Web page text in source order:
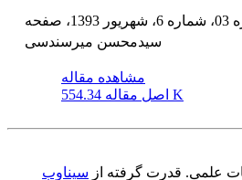
سیدمحسن میرسندسی
مشاهده مقاله
اصل مقاله 554.34 K
علمی. قدرت گرفته از سیناوب